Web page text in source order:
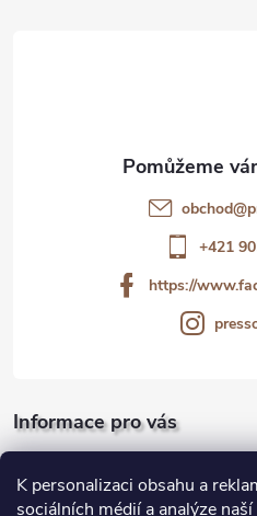
K personalizaci obsahu a
sociálních médií a analýze
Informace pro vás
Pro firmy a gastro
obchod@
+421
https://